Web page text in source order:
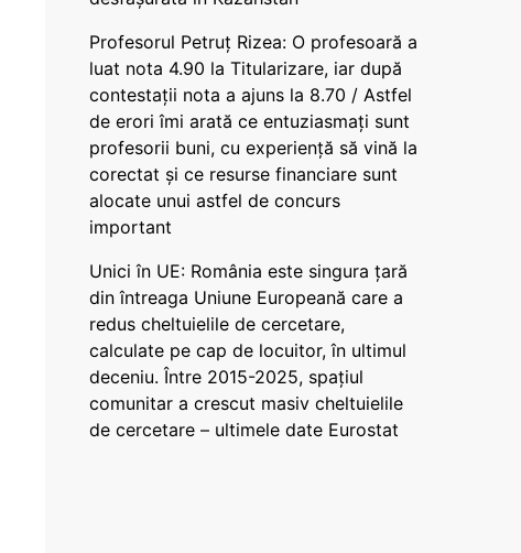
Profesorul Petruț Rizea: O profesoară a
luat nota 4.90 la Titularizare, iar după
contestații nota a ajuns la 8.70 / Astfel
de erori îmi arată ce entuziasmați sunt
profesorii buni, cu experiență să vină la
corectat și ce resurse financiare sunt
alocate unui astfel de concurs
important
Unici în UE: România este singura țară
din întreaga Uniune Europeană care a
redus cheltuielile de cercetare,
calculate pe cap de locuitor, în ultimul
deceniu. Între 2015-2025, spațiul
comunitar a crescut masiv cheltuielile
de cercetare – ultimele date Eurostat